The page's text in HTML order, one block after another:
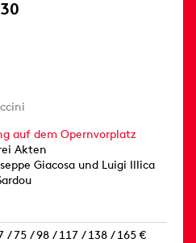
auf dem Opernvorplatz
Akten
Giacosa und Luigi Illica
/ 75 / 98 / 117 / 138 / 165 €